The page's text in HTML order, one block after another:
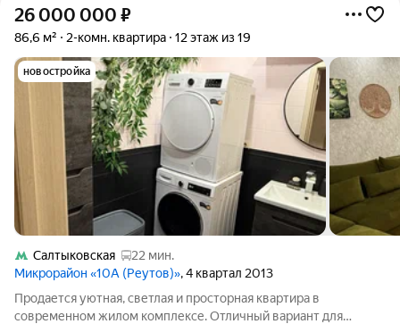
26 000 000 ₽
86,6 м² 2-комн. квартира 12 этаж из 19
новостройка
Салтыковская
22 мин.
Микрорайон «10А (Реутов)», 4 квартал 2013
Продается уютная, светлая и просторная квартира в
современном жилом комплексе. Отличный вариант для